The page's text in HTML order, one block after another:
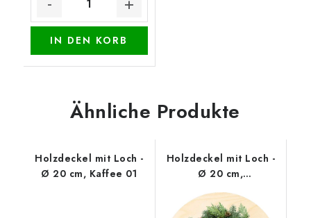
IN DEN KORB
Ähnliche Produkte
Holzdeckel mit Loch -
Ø 20 cm, Kaffee 01
Holzdeckel mit Loch -
Ø 20 cm,
Tannenzapfen